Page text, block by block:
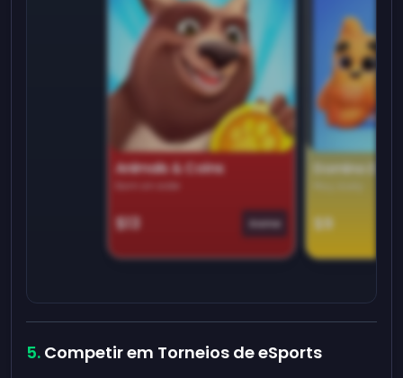
Animals & Coins
Earn on side
$13 Game
Domino
$9
Competir em Torneios de eSports